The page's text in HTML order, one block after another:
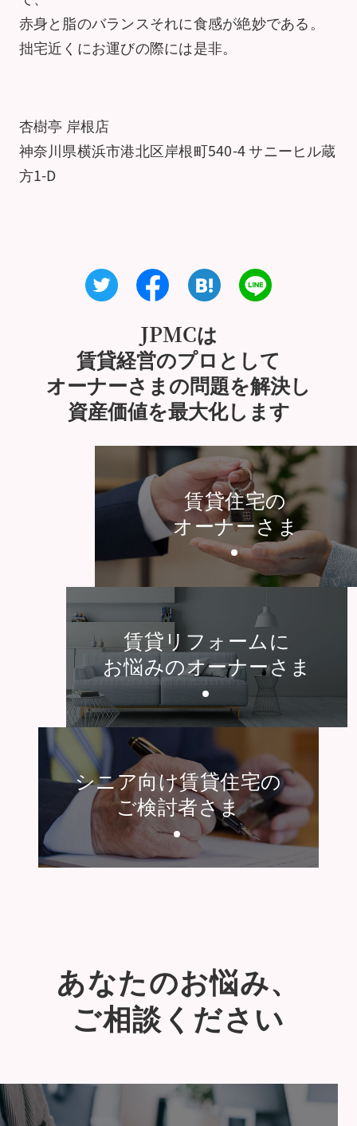
赤身と脂のバランスそれに食感が絶妙である。
拙宅近くにお運びの際には是非。
杏樹亭 岸根店
神奈川県横浜市港北区岸根町540-4 サニーヒル蔵
方1-D
JPMCは
賃貸経営のプロとして
オーナーさまの問題を解決し
資産価値を最大化します
賃貸住宅の
オーナーさま
賃貸リフォームに
お悩みのオーナーさま
シニア向け賃貸住宅の
ご検討者さま
あなたのお悩み、
ご相談ください